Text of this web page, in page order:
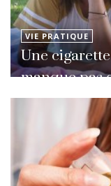
VIE PRATIQUE
Une
manque